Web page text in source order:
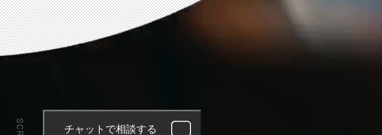
チャットで相談する